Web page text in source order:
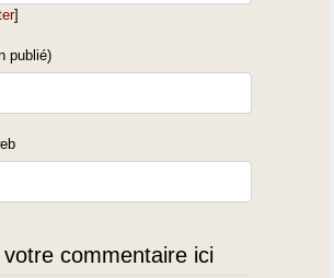
]
publié)
commentaire ici